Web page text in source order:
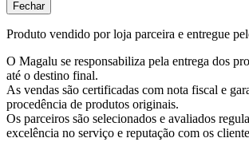
Fechar
Produto vendido por loja parceira e entregue
O Magalu se responsabiliza pela entrega dos
até o destino final.
As vendas são certificadas com nota fiscal e
procedência de produtos originais.
Os parceiros são selecionados e avaliados
excelência no serviço e reputação com os